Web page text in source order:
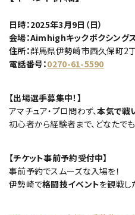
日時：2025年3月9日（日）
会場：Aimhighキックボクシング
住所：群馬県伊勢崎市西久保町2
電話番号：0270-61-5590
【出場選手募集中！】
アマチュア・プロ問わず、本気で戦
初心者から経験者まで、どなたでも
【チケット事前予約受付中】
事前予約でスムーズな入場を！
伊勢崎で格闘技イベントを観戦し